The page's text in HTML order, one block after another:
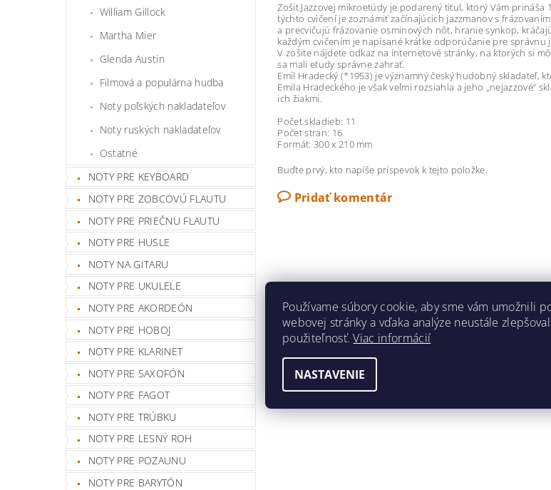
William Gillock
Martha Mier
Glenda Austin
Filmová a populárna hudba
Noty poľských nakladateľov
Noty ruských nakladateľov
Ostatné
NOTY PRE KEYBOARD
NOTY PRE ZOBCOVÚ FLAUTU
NOTY PRE PRIEČNU FLAUTU
NOTY PRE HUSLE
NOTY NA GITARU
NOTY PRE UKULELE
NOTY PRE AKORDEÓN
NOTY PRE HOBOJ
NOTY PRE KLARINET
NOTY PRE SAXOFÓN
NOTY PRE FAGOT
NOTY PRE TRÚBKU
NOTY PRE LESNÝ ROH
NOTY PRE POZAUNU
NOTY PRE BARYTÓN
Zošit Jazzovej mikroetúdy je podarený titul, ktorý Vám
týchto cvičení je zoznámiť začínajúcich jazzmanov s
a precvičujú frázovanie osminových nôt, hranie synkop,
každým cvičením je napísané krátke odporúčanie pre
V zošite nájdete odkaz na internetové stránky, na ktorých si
sa mali etudy správne zahrať.
Emil Hradecký (*1953) je významný český hudobný
Emila Hradeckého je však veľmi rozsiahla a jeho „nejazzové“
ich žiakmi.
Počet skladieb: 11
Počet stran: 16
Formát: 300 x 210 mm
Buďte prvý, kto napíše príspevok k tejto položke.
Pridať komentár
Používame súbory cookie, aby sme vám umožnili
webovej stránky a vďaka analýze neustále
použiteľnosť.Viac informácií
NASTAVENIE